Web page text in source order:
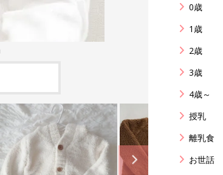
0歳
1歳
2歳
3歳
4歳～
授乳
離乳食
お世話